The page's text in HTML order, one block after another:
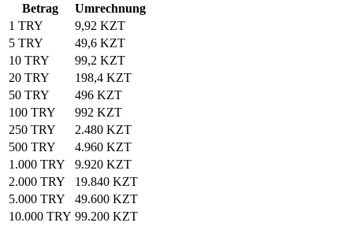
Betrag
Umrechnung
1 TRY
9,92 KZT
5 TRY
49,6 KZT
10 TRY
99,2 KZT
20 TRY
198,4 KZT
50 TRY
496 KZT
100 TRY
992 KZT
250 TRY
2.480 KZT
500 TRY
4.960 KZT
1.000 TRY
9.920 KZT
2.000 TRY
19.840 KZT
5.000 TRY
49.600 KZT
10.000 TRY 99.200 KZT